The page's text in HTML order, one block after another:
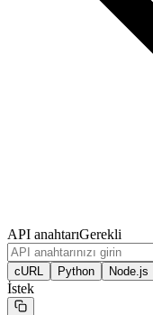
API anahtarıGerekli
cURL
Python Node.js
İstek